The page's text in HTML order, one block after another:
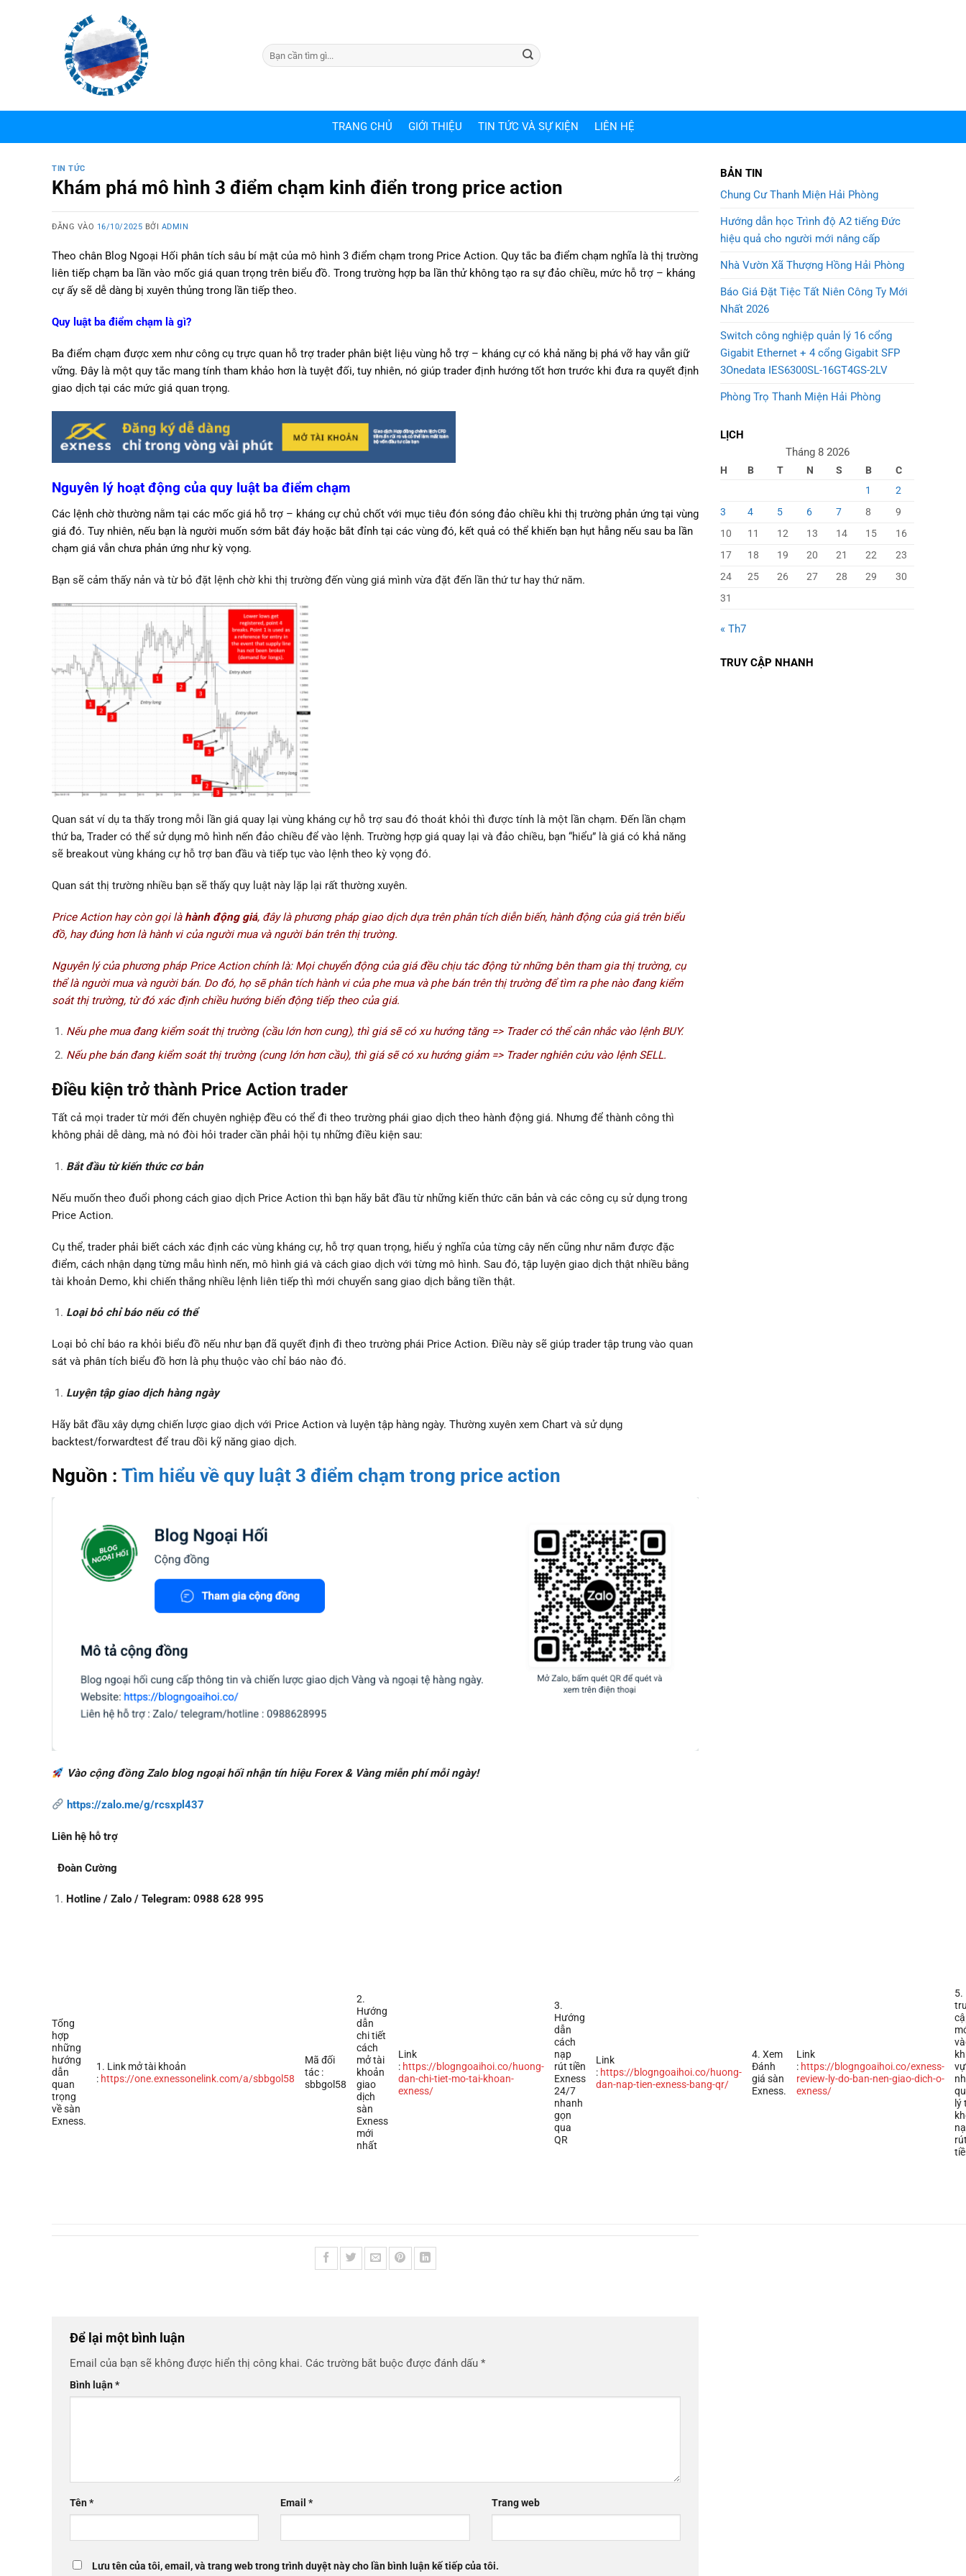
TRANG CHỦ GIỚI THIỆU TIN TỨC VÀ SỰ KIỆN LIÊN HỆ
TIN TỨC
Khám phá mô hình 3 điểm chạm kinh điển trong price action
ĐĂNG VÀO 16/10/2025 BỞI ADMIN
Theo chân Blog Ngoại Hối phân tích sâu bí mật của mô hình 3 điểm chạm trong Price Action. Quy tắc ba điểm chạm nghĩa là thị trường
liên tiếp chạm ba lần vào mốc giá quan trọng trên biểu đồ. Trong trường hợp ba lần thử không tạo ra sự đảo chiều, mức hỗ trợ – kháng
cự ấy sẽ dễ dàng bị xuyên thủng trong lần tiếp theo.
Quy luật ba điểm chạm là gì?
Ba điểm chạm được xem như công cụ trực quan hỗ trợ trader phân biệt liệu vùng hỗ trợ – kháng cự có khả năng bị phá vỡ hay vẫn giữ
vững. Đây là một quy tắc mang tính tham khảo hơn là tuyệt đối, tuy nhiên, nó giúp trader định hướng tốt hơn trước khi đưa ra quyết định
giao dịch tại các mức giá quan trọng.
Nguyên lý hoạt động của quy luật ba điểm chạm
Các lệnh chờ thường nằm tại các mốc giá hỗ trợ – kháng cự chủ chốt với mục tiêu đón sóng đảo chiều khi thị trường phản ứng tại vùng
giá đó. Tuy nhiên, nếu bạn là người muốn sớm bắt đáy hoặc bắt đỉnh tại các vùng đó, kết quả có thể khiến bạn hụt hẫng nếu sau ba lần
chạm giá vẫn chưa phản ứng như kỳ vọng.
Bạn sẽ cảm thấy nản và từ bỏ đặt lệnh chờ khi thị trường đến vùng giá mình vừa đặt đến lần thứ tư hay thứ năm.
Quan sát ví dụ ta thấy trong mỗi lần giá quay lại vùng kháng cự hỗ trợ sau đó thoát khỏi thì được tính là một lần chạm. Đến lần chạm
thứ ba, Trader có thể sử dụng mô hình nến đảo chiều để vào lệnh. Trường hợp giá quay lại và đảo chiều, bạn “hiểu” là giá có khả năng
sẽ breakout vùng kháng cự hỗ trợ ban đầu và tiếp tục vào lệnh theo kỳ vọng đó.
Quan sát thị trường nhiều bạn sẽ thấy quy luật này lặp lại rất thường xuyên.
Price Action hay còn gọi làhành động giá, đây là phương pháp giao dịch dựa trên phân tích diễn biến, hành động của giá trên biểu
đồ, hay đúng hơn là hành vi của người mua và người bán trên thị trường.
Nguyên lý của phương pháp Price Action chính là: Mọi chuyển động của giá đều chịu tác động từ những bên tham gia thị trường, cụ
thể là người mua và người bán. Do đó, họ sẽ phân tích hành vi của phe mua và phe bán trên thị trường để tìm ra phe nào đang kiểm
soát thị trường, từ đó xác định chiều hướng biến động tiếp theo của giá.
Nếu phe mua đang kiểm soát thị trường (cầu lớn hơn cung), thì giá sẽ có xu hướng tăng => Trader có thể cân nhắc vào lệnh BUY.
Nếu phe bán đang kiểm soát thị trường (cung lớn hơn cầu), thì giá sẽ có xu hướng giảm => Trader nghiên cứu vào lệnh SELL.
Điều kiện trở thành Price Action trader
Tất cả mọi trader từ mới đến chuyên nghiệp đều có thể đi theo trường phái giao dịch theo hành động giá. Nhưng để thành công thì
không phải dễ dàng, mà nó đòi hỏi trader cần phải hội tụ những điều kiện sau:
Bắt đầu từ kiến thức cơ bản
Nếu muốn theo đuổi phong cách giao dịch Price Action thì bạn hãy bắt đầu từ những kiến thức căn bản và các công cụ sử dụng trong
Price Action.
Cụ thể, trader phải biết cách xác định các vùng kháng cự, hỗ trợ quan trọng, hiểu ý nghĩa của từng cây nến cũng như nắm được đặc
điểm, cách nhận dạng từng mẫu hình nến, mô hình giá và cách giao dịch với từng mô hình. Sau đó, tập luyện giao dịch thật nhiều bằng
tài khoản Demo, khi chiến thắng nhiều lệnh liên tiếp thì mới chuyển sang giao dịch bằng tiền thật.
Loại bỏ chỉ báo nếu có thể
Loại bỏ chỉ báo ra khỏi biểu đồ nếu như bạn đã quyết định đi theo trường phái Price Action. Điều này sẽ giúp trader tập trung vào quan
sát và phân tích biểu đồ hơn là phụ thuộc vào chỉ báo nào đó.
Luyện tập giao dịch hàng ngày
Hãy bắt đầu xây dựng chiến lược giao dịch với Price Action và luyện tập hàng ngày. Thường xuyên xem Chart và sử dụng
backtest/forwardtest để trau dồi kỹ năng giao dịch.
Nguồn : Tìm hiểu về quy luật 3 điểm chạm trong price action
Vào cộng đồng Zalo blog ngoại hối nhận tín hiệu Forex & Vàng miễn phí mỗi ngày!
https://zalo.me/g/rcsxpl437
Liên hệ hỗ trợ
Đoàn Cường
Hotline / Zalo / Telegram: 0988 628 995
Tổng
hợp
những
hướng
dẫn
quan
trọng
về sàn
Exness.
1. Link mở tài khoản
: https://one.exnessonelink.com/a/sbbgol58
Mã đối
tác :
sbbgol58
2.
Hướng
dẫn
chi tiết
cách
mở tài
khoản
giao
dịch
sàn
Exness
mới
nhất
Link
: https://blogngoaihoi.co/huong-
dan-chi-tiet-mo-tai-khoan-
exness/
3.
Hướng
dẫn
cách
nạp
rút tiền
Exness
24/7
nhanh
gọn
qua
QR
Link
: https://blogngoaihoi.co/huong-
dan-nap-tien-exness-bang-qr/
4. Xem
Đánh
giá sàn
Exness.
Link
: https://blogngoaihoi.co/exness-
review-ly-do-ban-nen-giao-dich-o-
exness/
5.
lý
Để lại một bình luận
Email của bạn sẽ không được hiển thị công khai. Các trường bắt buộc được đánh dấu *
Bình luận*
Tên* Email* Trang web
Lưu tên của tôi, email, và trang web trong trình duyệt này cho lần bình luận kế tiếp của tôi.
BẢN TIN
Chung Cư Thanh Miện Hải Phòng
Hướng dẫn học Trình độ A2 tiếng Đức
hiệu quả cho người mới nâng cấp
Nhà Vườn Xã Thượng Hồng Hải Phòng
Báo Giá Đặt Tiệc Tất Niên Công Ty Mới
Nhất 2026
Switch công nghiệp quản lý 16 cổng
Gigabit Ethernet + 4 cổng Gigabit SFP
3Onedata IES6300SL-16GT4GS-2LV
Phòng Trọ Thanh Miện Hải Phòng
LỊCH
Tháng 8 2026
H B T N S B
C
1
2
3
4 5 6 7 8
9
10
11 12 13 14 15
16
17
18 19 20 21 22
23
24
25 26 27 28 29
30
31
« Th7
TRUY CẬP NHANH